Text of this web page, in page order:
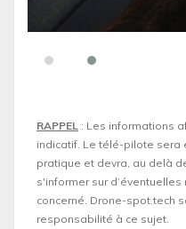
RAPPEL : Les informations
indicatif. Le télé-pilote
pratique et devra, au delà
s'informer sur
concerné. Drone-spot.tech
responsabilité à ce sujet.